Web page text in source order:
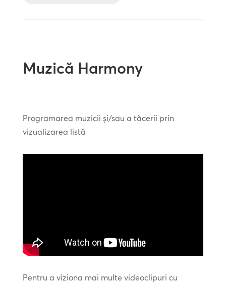
Muzică Harmony
Programarea muzicii și/sau a tăcerii prin
vizualizarea listă
Pentru a viziona mai multe videoclipuri cu